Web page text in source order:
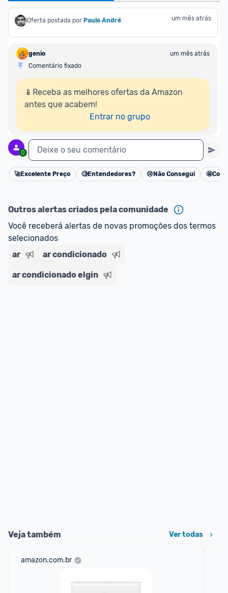
Oferta postada por Paulo André um mês atrás
genio
um mês atrás
Comentário fixado
📱Receba as melhores ofertas da Amazon
antes que acabem!
Entrar no grupo
0 Deixe o seu comentário
Cancelar
🚀Excelente Preço 🧐Entendedores? 😢 Não Consegui 🤩
Outros alertas criados pela comunidade
Você receberá alertas de novas promoções dos termos
selecionados
ar
ar condicionado
ar condicionado elgin
Veja também Ver todas
amazon.com.br